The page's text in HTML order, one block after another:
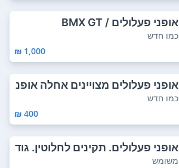
אופני פעלולים / BMX GT
כמו חדש
1,000 ₪
אופני פעלולים מצויינים אחלה אופנ
יים לקפי...
כמו חדש
400 ₪
אופני פעלולים. תקינים לחלוטין. גוד
ל 20״....
משומש